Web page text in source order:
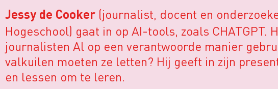
Jessy de Cooker (journalist, docent en
Hogeschool) gaat in op AI-tools, zoals CHATGPT.
journalisten Al op een verantwoorde manier
valkuilen moeten ze letten? Hij geeft in zijn
en lessen om te leren.